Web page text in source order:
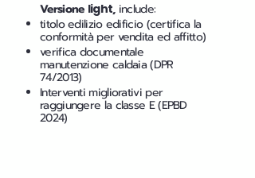
Versione light,include:
titolo edilizio edificio (certifica la
conformità per vendita ed affitto)
verifica documentale
manutenzione caldaia (DPR
74/2013)
Interventi migliorativi per
raggiungere la classe E (EPBD
2024)